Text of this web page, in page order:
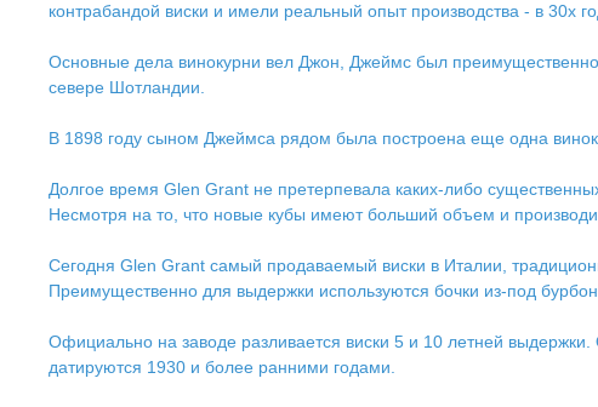
контрабандой виски и имели реальный опыт производства - в 30х
Основные дела винокурни вел Джон, Джеймс был
севере Шотландии.
В 1898 году сыном Джеймса рядом была построена еще одна
Долгое время Glen Grant не претерпевала каких-либо
Несмотря на то, что новые кубы имеют больший объем и
Сегодня Glen Grant самый продаваемый виски в Италии,
Преимущественно для выдержки используются бочки из-под
Официально на заводе разливается виски 5 и 10 летней
датируются 1930 и более ранними годами.